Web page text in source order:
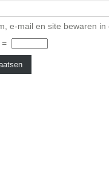
e-mail en site bewaren
=